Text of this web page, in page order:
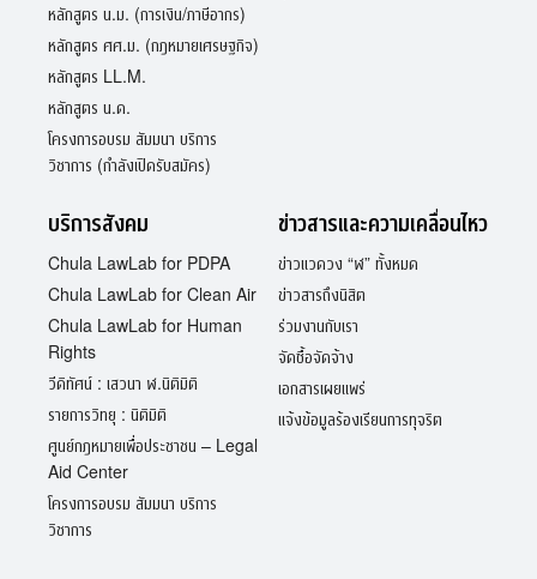
หลักสูตร น.ม. (การเงิน/ภาษีอากร)
หลักสูตร ศศ.ม. (กฎหมายเศรษฐกิจ)
หลักสูตร LL.M.
หลักสูตร น.ด.
โครงการอบรม สัมมนา บริการ
วิชาการ (กำลังเปิดรับสมัคร)
บริการสังคม
Chula LawLab for PDPA
Chula LawLab for Clean Air
Chula LawLab for Human
Rights
วีดิทัศน์ : เสวนา ฬ.นิติมิติ
รายการวิทยุ : นิติมิติ
ศูนย์กฎหมายเพื่อประชาชน – Legal
Aid Center
โครงการอบรม สัมมนา บริการ
วิชาการ
ข่าวสารและความเคลื่อนไหว
ข่าวแวดวง “ฬ” ทั้งหมด
ข่าวสารถึงนิสิต
ร่วมงานกับเรา
จัดซื้อจัดจ้าง
เอกสารเผยแพร่
แจ้งข้อมูลร้องเรียนการทุจริต